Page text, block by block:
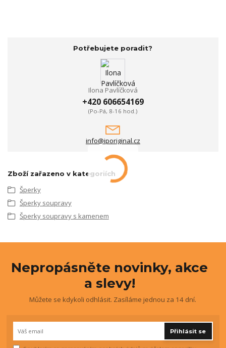
Potřebujete poradit?
Ilona Pavlíčková
+420 606654169
(Po-Pá, 8-16 hod.)
info@iporiginal.cz
Zboží zařazeno v kategoriích
Šperky
Šperky soupravy
Šperky soupravy s kamenem
Nepropásněte novinky, akce
a slevy!
Můžete se kdykoli odhlásit. Zasíláme jednou za 14 dní.
Přihlásit se